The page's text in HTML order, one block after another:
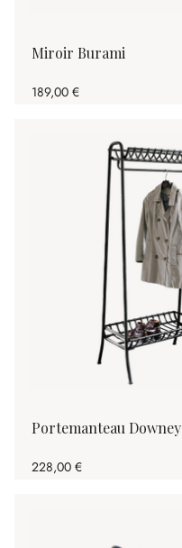
Miroir Burami
189,00 €
Portemanteau Downey
228,00 €